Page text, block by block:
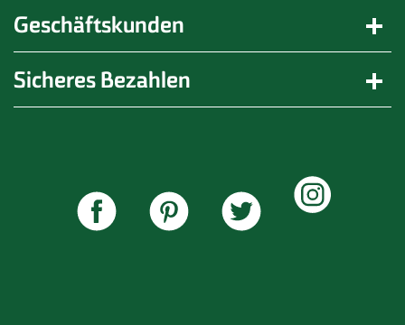
Geschäftskunden
Sicheres Bezahlen